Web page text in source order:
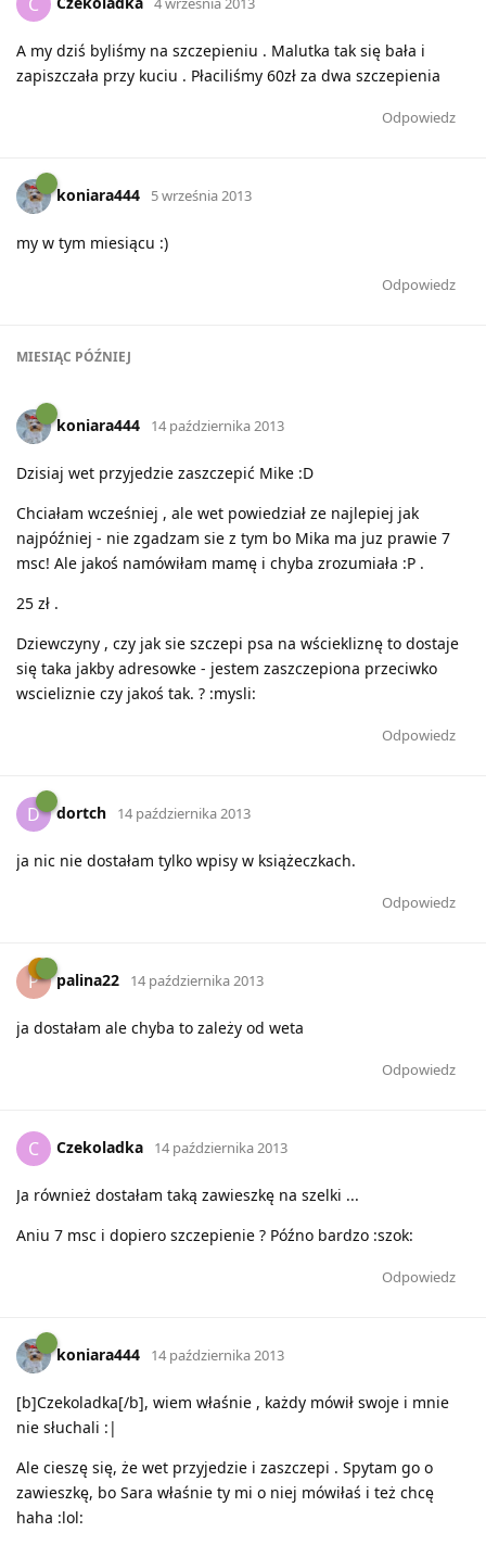
A my dziś byliśmy na szczepieniu . Malutka tak się bała i
zapiszczała przy kuciu . Płaciliśmy 60zł za dwa szczepienia
Odpowiedz
koniara444 5 września 2013
my w tym miesiącu :)
Odpowiedz
MIESIĄC PÓŹNIEJ
koniara444 14 października 2013
Dzisiaj wet przyjedzie zaszczepić Mike :D
Chciałam wcześniej , ale wet powiedział ze najlepiej jak
najpóźniej - nie zgadzam sie z tym bo Mika ma juz prawie 7
msc! Ale jakoś namówiłam mamę i chyba zrozumiała :P .
25 zł .
Dziewczyny , czy jak sie szczepi psa na wściekliznę to dostaje
się taka jakby adresowke - jestem zaszczepiona przeciwko
wscieliznie czy jakoś tak. ? :mysli:
Odpowiedz
D dortch 14 października 2013
ja nic nie dostałam tylko wpisy w książeczkach.
Odpowiedz
P palina22 14 października 2013
ja dostałam ale chyba to zależy od weta
Odpowiedz
C Czekoladka 14 października 2013
Ja również dostałam taką zawieszkę na szelki ...
Aniu 7 msc i dopiero szczepienie ? Późno bardzo :szok:
Odpowiedz
koniara444 14 października 2013
[b]Czekoladka[/b], wiem właśnie , każdy mówił swoje i mnie
nie słuchali :|
Ale cieszę się, że wet przyjedzie i zaszczepi . Spytam go o
zawieszkę, bo Sara właśnie ty mi o niej mówiłaś i też chcę
haha :lol: